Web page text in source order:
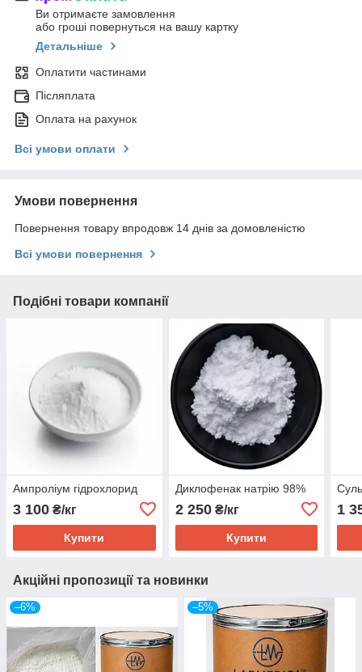
Ви отримаєте замовлення
або гроші повернуться на вашу картку
Детальніше
Оплатити частинами
Післяплата
Оплата на рахунок
Всі умови оплати
Умови повернення
Повернення товару впродовж 14 днів за домовленістю
Всі умови повернення
Подібні товари компанії
Ампроліум гідрохлорид
3 100 ₴/кг
Купити
Диклофенак натрію 98%
2 250₴/кг
Купити
1
Акційні пропозиції та новинки
–6% –5%